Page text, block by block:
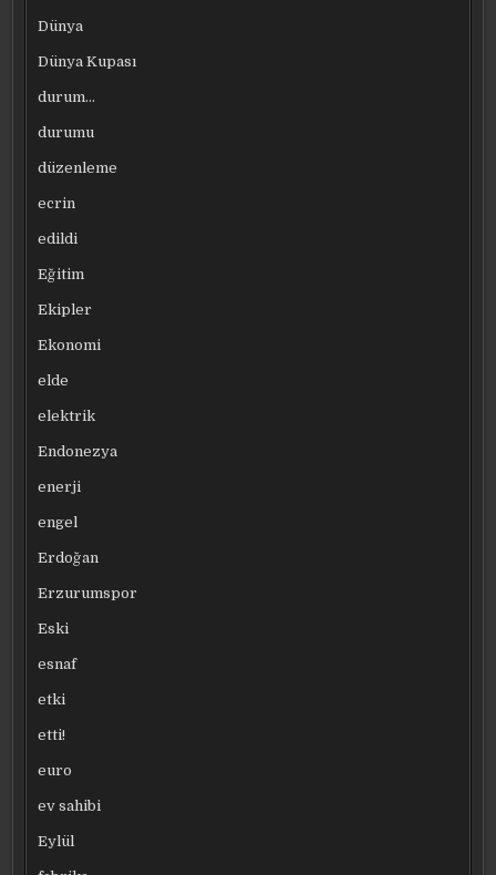
Dünya
Dünya Kupası
durum…
durumu
düzenleme
ecrin
edildi
Eğitim
Ekipler
Ekonomi
elde
elektrik
Endonezya
enerji
engel
Erdoğan
Erzurumspor
Eski
esnaf
etki
etti!
euro
ev sahibi
Eylül